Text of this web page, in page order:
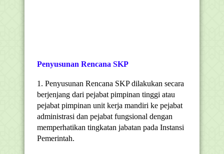
Penyusunan Rencana SKP
1. Penyusunan Rencana SKP dilakukan secara
berjenjang dari pejabat pimpinan tinggi atau
pejabat pimpinan unit kerja mandiri ke pejabat
administrasi dan pejabat fungsional dengan
memperhatikan tingkatan jabatan pada Instansi
Pemerintah.